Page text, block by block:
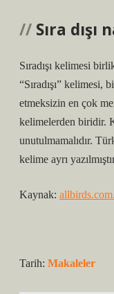
Sıra dışı
Sıradışı kelimesi
“Sıradışı” kelimesi,
etmeksizin en çok
kelimelerden biridir.
unutulmamalıdır.
kelime ayrı
Kaynak:
Tarih: Makaleler